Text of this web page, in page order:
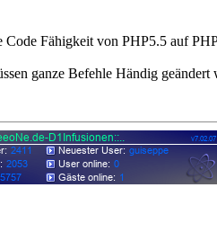
Fähigkeit von PHP5.5 auf
ganze Befehle Händig geändert